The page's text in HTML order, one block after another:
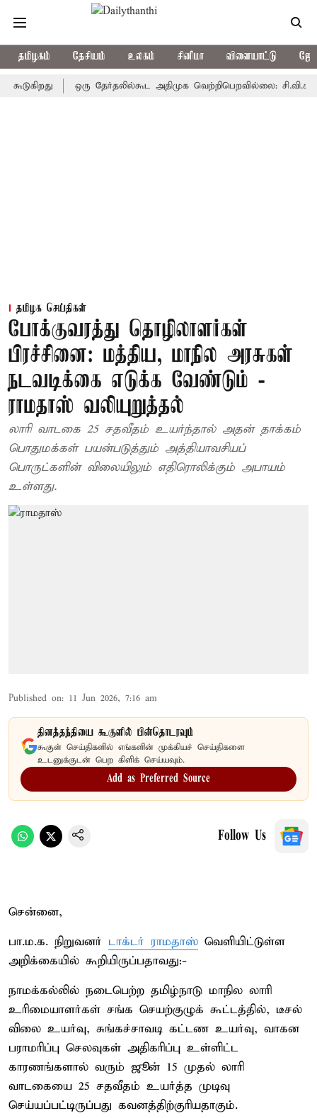
தமிழகம் தேசியம் உலகம் சினிமா விளையாட்டு
ஒரு தேர்தலில்கூட அதிமுக வெற்றிபெறவில்லை: சி.வி.சண்முகம்
தமிழக செய்திகள்
போக்குவரத்து தொழிலாளர்கள்
பிரச்சினை: மத்திய, மாநில அரசுகள்
நடவடிக்கை எடுக்க வேண்டும் -
ராமதாஸ் வலியுறுத்தல்
லாரி வாடகை 25 சதவீதம் உயர்ந்தால் அதன் தாக்கம்
பொதுமக்கள் பயன்படுத்தும் அத்தியாவசியப்
பொருட்களின் விலையிலும் எதிரொலிக்கும் அபாயம்
உள்ளது.
Published on: 11 Jun 2026, 7:16 am
தினத்தந்தியை கூகுளில் பின்தொடரவும்
கூகுள் செய்திகளில் எங்களின் முக்கியச் செய்திகளை
உடனுக்குடன் பெற கிளிக் செய்யவும்.
Add as Preferred Source
Follow Us
சென்னை,
பா.ம.க. நிறுவனர் டாக்டர் ராமதாஸ் வெளியிட்டுள்ள
அறிக்கையில் கூறியிருப்பதாவது:-
நாமக்கல்லில் நடைபெற்ற தமிழ்நாடு மாநில லாரி
உரிமையாளர்கள் சங்க செயற்குழுக் கூட்டத்தில், டீசல்
விலை உயர்வு, சுங்கச்சாவடி கட்டண உயர்வு, வாகன
பராமரிப்பு செலவுகள் அதிகரிப்பு உள்ளிட்ட
காரணங்களால் வரும் ஜூன் 15 முதல் லாரி
வாடகையை 25 சதவீதம் உயர்த்த முடிவு
செய்யப்பட்டிருப்பது கவனத்திற்குரியதாகும்.